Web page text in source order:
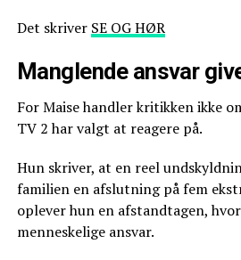
Det skriver SE OG HØR
Manglende ansvar
For Maise handler kritikken ikke
TV 2 har valgt at reagere på.
Hun skriver, at en reel
familien en afslutning på fem
oplever hun en afstandtagen,
menneskelige ansvar.